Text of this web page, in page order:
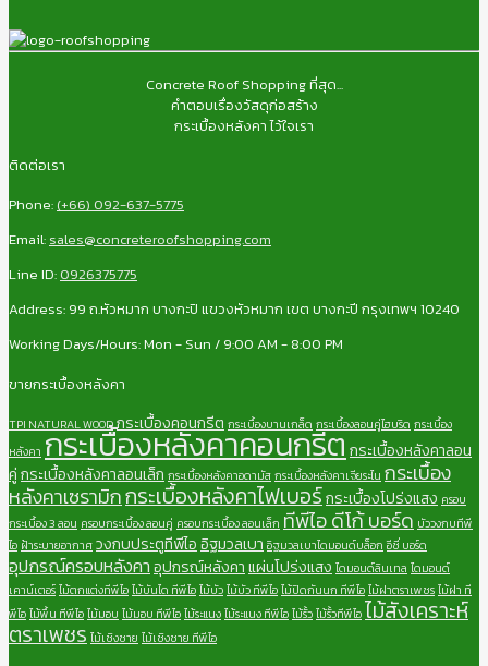
Concrete Roof Shopping ที่สุด...
คำตอบเรื่องวัสดุก่อสร้าง
กระเบื้องหลังคา ไว้ใจเรา
ติดต่อเรา
Phone: (+66) 092-637-5775
Email: sales@concreteroofshopping.com
Line ID: 0926375775
Address: 99 ถ.หัวหมาก บางกะปิ แขวงหัวหมาก เขต บางกะปี กรุงเทพฯ 10240
Working Days/Hours: Mon - Sun / 9:00 AM - 8:00 PM
ขายกระเบื้องหลังคา
TPI NATURAL WOODกระเบื้องคอนกรีต กระเบื้องบานเกล็ด กระเบื้องลอนคู่ไฮบริด กระเบื้อง
หลังคา กระเบื้องหลังคาคอนกรีตกระเบื้องหลังคาลอน
คู่กระเบื้องหลังคาลอนเล็ก กระเบื้องหลังคาอดามัสกระเบื้องหลังคาเจียระไน กระเบื้อง
หลังคาเซรามิกกระเบื้องหลังคาไฟเบอร์กระเบื้องโปร่งแสง ครอบ
กระเบื้อง 3 ลอน ครอบกระเบื้อง ลอนคู่ ครอบกระเบื้อง ลอนเล็ก ทีพีไอ ดีโก้ บอร์ด บัววงกบทีพี
ไอ ฝ้าระบายอากาศวงกบประตูทีพีไออิฐมวลเบา อิฐมวลเบาไดมอนด์บล็อก อีซี่ บอร์ด
อุปกรณ์ครอบหลังคาอุปกรณ์หลังคาแผ่นโปร่งแสง ไดมอนด์ลินเทล ไดมอนด์
เคาน์เตอร์ไม้ตกแต่งทีพีไอไม้บันได ทีพีไอไม้บัวไม้บัว ทีพีไอไม้ปิดกันนก ทีพีไอไม้ฝาตราเพชรไม้ฝา ที
พีไอไม้พื้น ทีพีไอไม้มอบ ไม้มอบ ทีพีไอไม้ระแนงไม้ระแนง ทีพีไอไม้รั้วไม้รั้วทีพีไอไม้สังเคราะห์
ตราเพชร ไม้เชิงชาย ไม้เชิงชาย ทีพีไอ